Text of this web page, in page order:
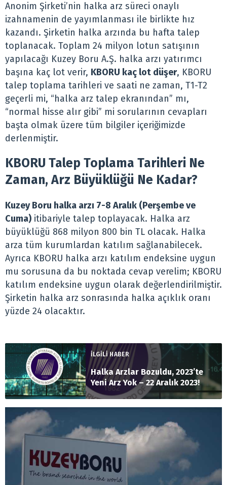
Anonim Şirketi’nin halka arz süreci onaylı
izahnamenin de yayımlanması ile birlikte hız
kazandı. Şirketin halka arzında bu hafta talep
toplanacak. Toplam 24 milyon lotun satışının
yapılacağı Kuzey Boru A.Ş. halka arzı yatırımcı
başına kaç lot verir, KBORU kaç lot düşer, KBORU
talep toplama tarihleri ve saati ne zaman, T1-T2
geçerli mi, “halka arz talep ekranından” mı,
“normal hisse alır gibi” mi sorularının cevapları
başta olmak üzere tüm bilgiler içeriğimizde
derlenmiştir.
KBORU Talep Toplama Tarihleri Ne
Zaman, Arz Büyüklüğü Ne Kadar?
Kuzey Boru halka arzı 7-8 Aralık (Perşembe ve
Cuma) itibariyle talep toplayacak. Halka arz
büyüklüğü 868 milyon 800 bin TL olacak. Halka
arza tüm kurumlardan katılım sağlanabilecek.
Ayrıca KBORU halka arzı katılım endeksine uygun
mu sorusuna da bu noktada cevap verelim; KBORU
katılım endeksine uygun olarak değerlendirilmiştir.
Şirketin halka arz sonrasında halka açıklık oranı
yüzde 24 olacaktır.
İLGİLİ HABER
Halka Arzlar Bozuldu, 2023’te
Yeni Arz Yok – 22 Aralık 2023!